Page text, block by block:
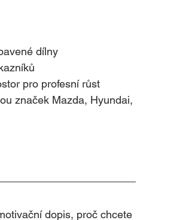
dílny
pro profesní růst
značek Mazda, Hyundai,
dopis, proč chcete